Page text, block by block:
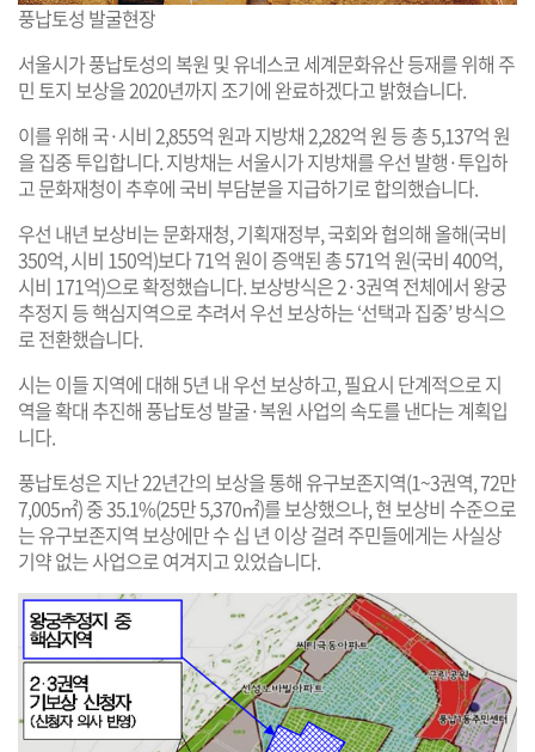
풍납토성 발굴현장
서울시가 풍납토성의 복원 및 유네스코 세계문화유산 등재를 위해 주
민 토지 보상을 2020년까지 조기에 완료하겠다고 밝혔습니다.
이를 위해 국·시비 2,855억 원과 지방채 2,282억 원 등 총 5,137억 원
을 집중 투입합니다. 지방채는 서울시가 지방채를 우선 발행·투입하
고 문화재청이 추후에 국비 부담분을 지급하기로 합의했습니다.
우선 내년 보상비는 문화재청, 기획재정부, 국회와 협의해 올해(국비
350억, 시비 150억)보다 71억 원이 증액된 총 571억 원(국비 400억,
시비 171억)으로 확정했습니다. 보상방식은 2·3권역 전체에서 왕궁
추정지 등 핵심지역으로 추려서 우선 보상하는 ‘선택과 집중’ 방식으
로 전환했습니다.
시는 이들 지역에 대해 5년 내 우선 보상하고, 필요시 단계적으로 지
역을 확대 추진해 풍납토성 발굴·복원 사업의 속도를 낸다는 계획입
니다.
풍납토성은 지난 22년간의 보상을 통해 유구보존지역(1~3권역, 72만
7,005㎡) 중 35.1%(25만 5,370㎡)를 보상했으나, 현 보상비 수준으로
는 유구보존지역 보상에만 수 십 년 이상 걸려 주민들에게는 사실상
기약 없는 사업으로 여겨지고 있었습니다.